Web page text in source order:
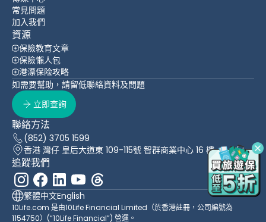
常見問題
加入我們
資源
保險教育文章
保險懶人包
港漂保险攻略
如需要幫助，請留低聯絡資料及問題
立即查詢
聯絡方法
(852) 3705 1599
香港 灣仔 皇后大道東 109-115號 智群商業中心 16 樓
追蹤我們
繁體中文English
10Life.com 是由10Life Financial Limited（於香港註冊，公司編號為
1154750）(“10Life Financial”) 營運。